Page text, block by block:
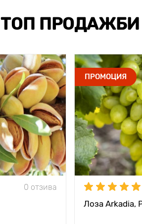
ТОП ПРОДАЖБИ
0 отзива
ПРОМОЦИЯ
Лоза Arkadia,